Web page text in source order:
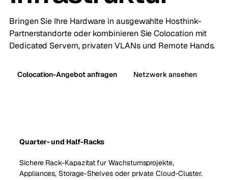
Bringen Sie Ihre Hardware in ausgewahlte Hosthink-
Partnerstandorte oder kombinieren Sie Colocation mit
Dedicated Servern, privaten VLANs und Remote Hands.
Colocation-Angebot anfragen Netzwerk ansehen
Quarter- und Half-Racks
Sichere Rack-Kapazitat fur Wachstumsprojekte,
Appliances, Storage-Shelves oder private Cloud-Cluster.